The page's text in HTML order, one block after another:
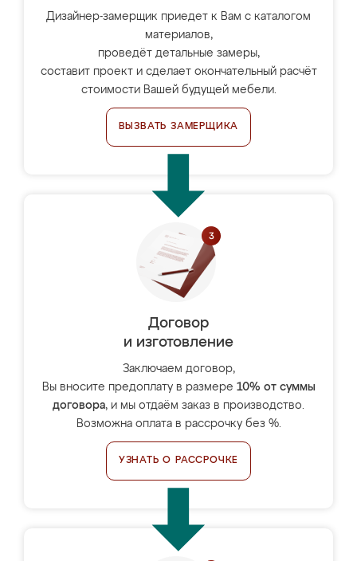
Дизайнер-замерщик приедет к Вам с каталогом
материалов,
проведёт детальные замеры,
составит проект и сделает окончательный расчёт
стоимости Вашей будущей мебели.
ВЫЗВАТЬ ЗАМЕРЩИКА
Договор
и изготовление
Заключаем договор,
Вы вносите предоплату в размере 10% от суммы
договора, и мы отдаём заказ в производство.
Возможна оплата в рассрочку без %.
УЗНАТЬ О РАССРОЧКЕ